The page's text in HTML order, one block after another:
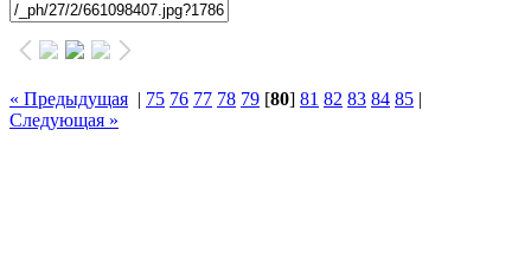
« Предыдущая | 75 76 77 78 79 [80] 81 82 83 84 85 |
Следующая »